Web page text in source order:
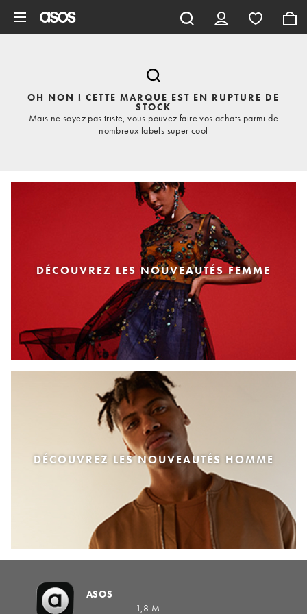
OH NON ! CETTE MARQUE EST EN RUPTURE DE
STOCK
Mais ne soyez pas triste, vous pouvez faire vos achats parmi de
nombreux labels super cool
DÉCOUVREZ LES NOUVEAUTÉS FEMME
DÉCOUVREZ LES NOUVEAUTÉS HOMME
ASOS
1,8 M